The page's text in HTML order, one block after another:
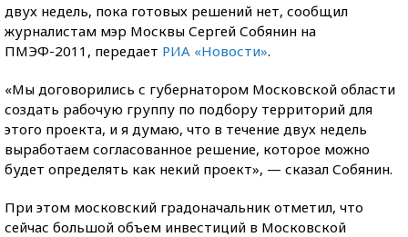
двух недель, пока готовых решений нет, сообщил
журналистам мэр Москвы Сергей Собянин на
ПМЭФ-2011, передает РИА «Новости».
«Мы договорились с губернатором Московской области
создать рабочую группу по подбору территорий для
этого проекта, и я думаю, что в течение двух недель
выработаем согласованное решение, которое можно
будет определять как некий проект», — сказал Собянин.
При этом московский градоначальник отметил, что
сейчас большой объем инвестиций в Московской